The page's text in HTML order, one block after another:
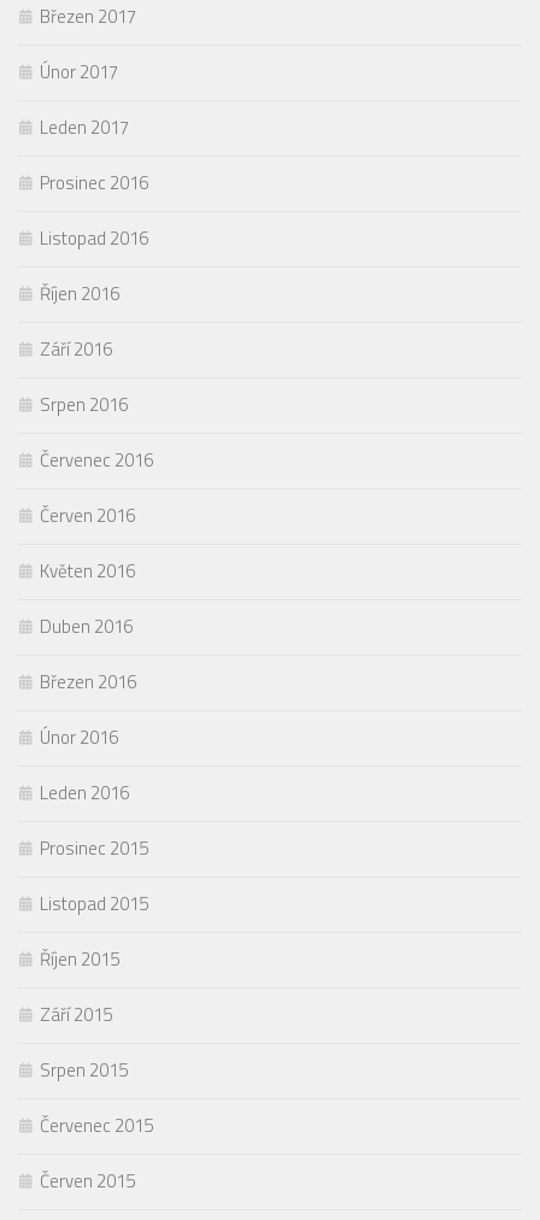
Březen 2017
Únor 2017
Leden 2017
Prosinec 2016
Listopad 2016
Říjen 2016
Září 2016
Srpen 2016
Červenec 2016
Červen 2016
Květen 2016
Duben 2016
Březen 2016
Únor 2016
Leden 2016
Prosinec 2015
Listopad 2015
Říjen 2015
Září 2015
Srpen 2015
Červenec 2015
Červen 2015